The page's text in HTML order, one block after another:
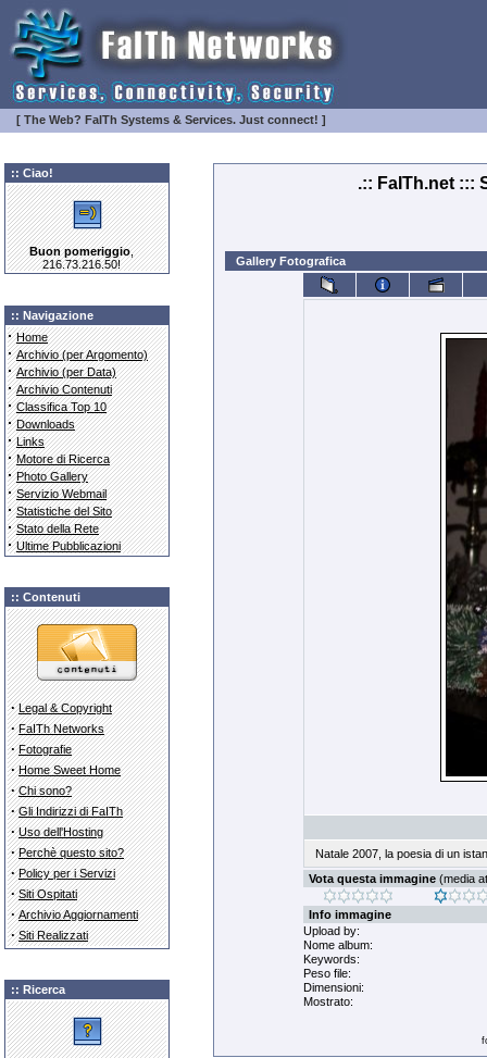
[ The Web? FaITh Systems & Services. Just connect! ]
:: Ciao!
Buon pomeriggio,
216.73.216.50!
:: Navigazione
· Home
· Archivio (per Argomento)
· Archivio (per Data)
· Archivio Contenuti
· Classifica Top 10
· Downloads
· Links
· Motore di Ricerca
· Photo Gallery
· Servizio Webmail
· Statistiche del Sito
· Stato della Rete
· Ultime Pubblicazioni
:: Contenuti
· Legal & Copyright
· FaITh Networks
· Fotografie
· Home Sweet Home
· Chi sono?
· Gli Indirizzi di FaITh
· Uso dell'Hosting
· Perchè questo sito?
· Policy per i Servizi
· Siti Ospitati
· Archivio Aggiornamenti
· Siti Realizzati
:: Ricerca
.:: FaITh.net :::
Gallery Fotografica
Natale 2007, la poesia di un
Vota questa immagine(media
Info immagine
Upload by:
Nome album:
Keywords:
Peso file:
Dimensioni:
Mostrato: